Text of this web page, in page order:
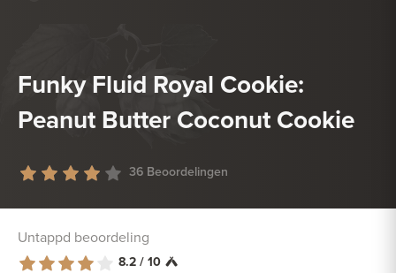
Funky Fluid Royal Cookie:
Peanut Butter Coconut Cookie
36 Beoordelingen
Untappd beoordeling
8.2 / 10